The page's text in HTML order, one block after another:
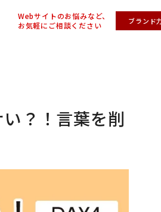
Webサイトのお悩みなど、
お気軽にご相談ください
ブランド
？！言葉を削